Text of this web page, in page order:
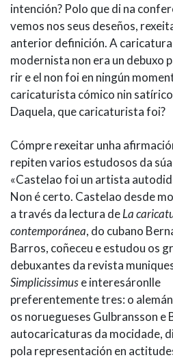
intención? Polo que di na
vemos nos seus deseños,
anterior definición. A caricatura
modernista non era un debuxo
rir e el non foi en ningún
caricaturista cómico nin
Daquela, que caricaturista foi?
Cómpre rexeitar unha
repiten varios estudosos da
«Castelao foi un artista
Non é certo. Castelao desde
a través da lectura deLa
contemporánea, do cubano
Barros, coñeceu e estudou os
debuxantes da revista
Simplicissimuse interesáronlle
preferentemente tres: o
os noruegueses Gulbransson e
autocaricaturas da mocidade,
pola representación en